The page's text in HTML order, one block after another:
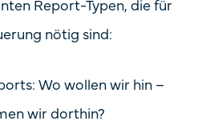
Report-Typen, die für
nötig sind:
: Wo wollen wir hin –
wir dorthin?